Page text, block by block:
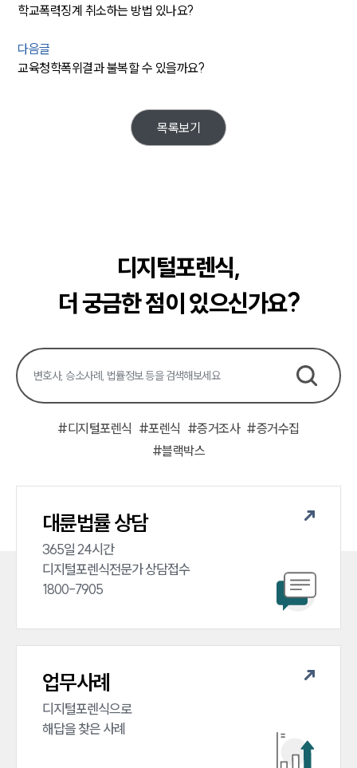
학교폭력징계 취소하는 방법 있나요?
다음글
교육청학폭위결과 불복할 수 있을까요?
목록보기
디지털포렌식,
더 궁금한 점이 있으신가요?
#디지털포렌식 #포렌식 #증거조사 #증거수집
#블랙박스
대륜법률 상담
365일 24시간
디지털포렌식전문가 상담접수
1800-7905
업무사례
디지털포렌식으로
해답을 찾은 사례